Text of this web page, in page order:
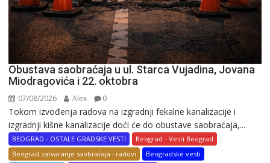
Obustava saobraćaja u ul. Starca Vujadina, Jovana
Miodragovića i 22. oktobra
07/08/2026 Alex 0
Tokom izvođenja radova na izgradnji fekalne kanalizacije i
izgradnji kišne kanalizacije doći će do obustave saobraćaja,...
BEOGRAD - OSTALE GRADSKE VESTI
Beograd - Vesti Beograd
Beograd zatvaranje saobraćaja i radovi
Beogradske vesti